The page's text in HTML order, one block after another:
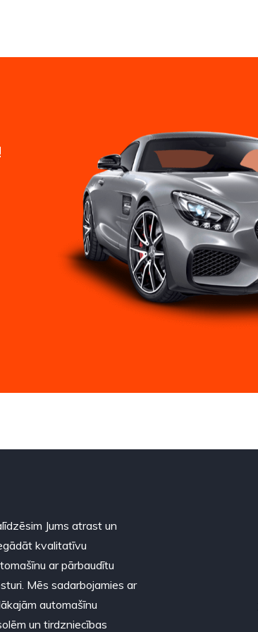
Jums atrast un
kvalitatīvu
ar pārbaudītu
Mēs sadarbojamies ar
automašīnu
un tirdzniecības